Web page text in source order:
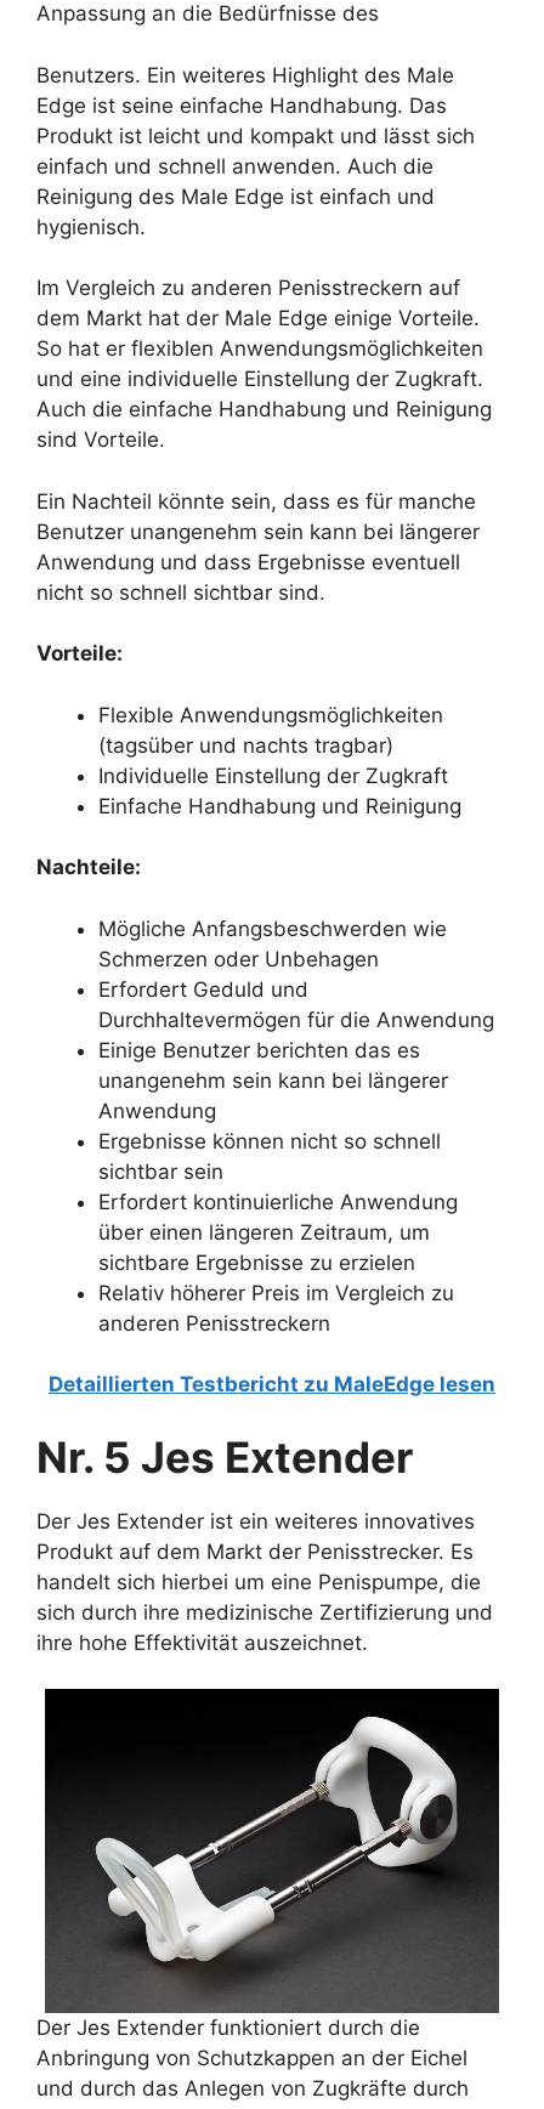
Anpassung an die Bedürfnisse des
Benutzers. Ein weiteres Highlight des Male
Edge ist seine einfache Handhabung. Das
Produkt ist leicht und kompakt und lässt sich
einfach und schnell anwenden. Auch die
Reinigung des Male Edge ist einfach und
hygienisch.
Im Vergleich zu anderen Penisstreckern auf
dem Markt hat der Male Edge einige Vorteile.
So hat er flexiblen Anwendungsmöglichkeiten
und eine individuelle Einstellung der Zugkraft.
Auch die einfache Handhabung und Reinigung
sind Vorteile.
Ein Nachteil könnte sein, dass es für manche
Benutzer unangenehm sein kann bei längerer
Anwendung und dass Ergebnisse eventuell
nicht so schnell sichtbar sind.
Vorteile:
Flexible Anwendungsmöglichkeiten
(tagsüber und nachts tragbar)
Individuelle Einstellung der Zugkraft
Einfache Handhabung und Reinigung
Nachteile:
Mögliche Anfangsbeschwerden wie
Schmerzen oder Unbehagen
Erfordert Geduld und
Durchhaltevermögen für die Anwendung
Einige Benutzer berichten das es
unangenehm sein kann bei längerer
Anwendung
Ergebnisse können nicht so schnell
sichtbar sein
Erfordert kontinuierliche Anwendung
über einen längeren Zeitraum, um
sichtbare Ergebnisse zu erzielen
Relativ höherer Preis im Vergleich zu
anderen Penisstreckern
Detaillierten Testbericht zu MaleEdge lesen
Nr. 5 Jes Extender
Der Jes Extender ist ein weiteres innovatives
Produkt auf dem Markt der Penisstrecker. Es
handelt sich hierbei um eine Penispumpe, die
sich durch ihre medizinische Zertifizierung und
ihre hohe Effektivität auszeichnet.
Der Jes Extender funktioniert durch die
Anbringung von Schutzkappen an der Eichel
und durch das Anlegen von Zugkräfte durch